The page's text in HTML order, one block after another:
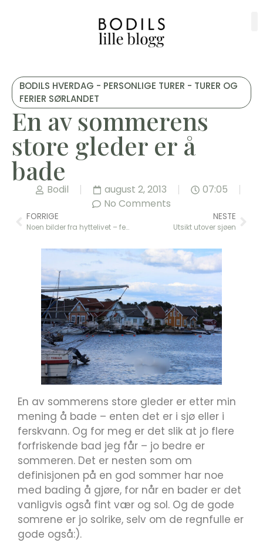
BODILS HVERDAG - PERSONLIGE TURER - TURER OG
FERIER SØRLANDET
En av sommerens
store gleder er å
bade
Bodil august 2, 2013
07:05
No Comments
FORRIGE
Noen bilder fra hyttelivet – ferie på Sørlandet 2013
NESTE
Utsikt utover sjøen
En av sommerens store gleder er etter min
mening å bade – enten det er i sjø eller i
ferskvann. Og for meg er det slik at jo flere
forfriskende bad jeg får – jo bedre er
sommeren. Det er nesten som om
definisjonen på en god sommer har noe
med bading å gjøre, for når en bader er det
vanligvis også fint vær og sol. Og de gode
somrene er jo solrike, selv om de regnfulle er
gode også:).